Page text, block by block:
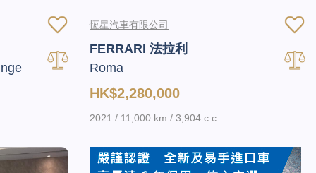
恆星汽車有限公司
FERRARI 法拉利
Roma
HK$2,280,000
2021 / 11,000 km / 3,904 c.c.